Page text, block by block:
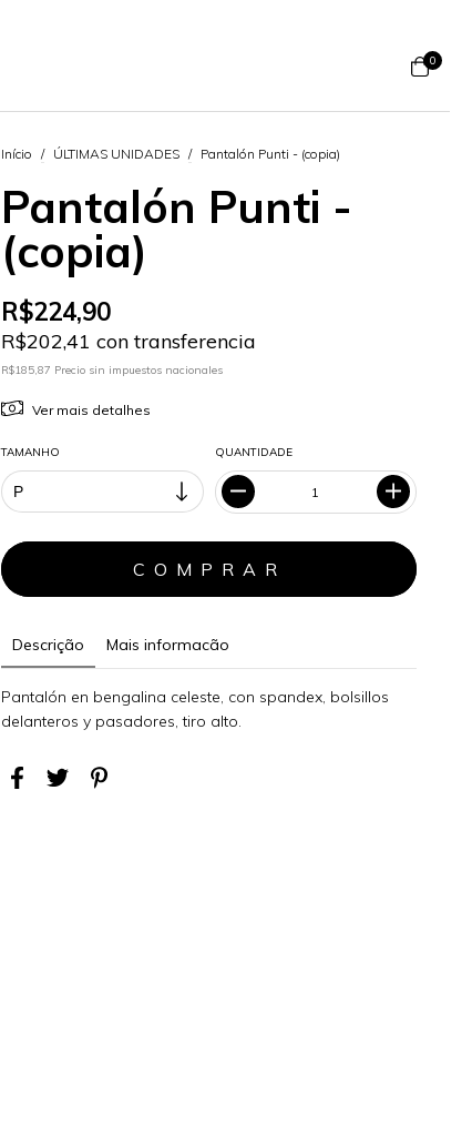
0
Início / ÚLTIMAS UNIDADES / Pantalón Punti - (copia)
Pantalón Punti -
(copia)
R$224,90
R$202,41 con transferencia
R$185,87 Precio sin impuestos nacionales
Ver mais detalhes
TAMANHO QUANTIDADE
Descrição Mais informacão
Pantalón en bengalina celeste, con spandex, bolsillos
delanteros y pasadores, tiro alto.